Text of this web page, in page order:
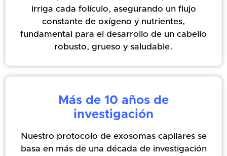
irriga cada folículo, asegurando un flujo
constante de oxígeno y nutrientes,
fundamental para el desarrollo de un cabello
robusto, grueso y saludable.
Más de 10 años de
investigación
Nuestro protocolo de exosomas capilares se
basa en más de una década de investigación